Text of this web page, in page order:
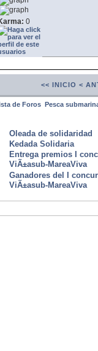
0
<< INICIO <
de Foros Pesca
Oleada de solidaridad
Kedada Solidaria
Entrega premios I
ViÃ±asub-MareaViva
Ganadores del I
ViÃ±asub-MareaViva